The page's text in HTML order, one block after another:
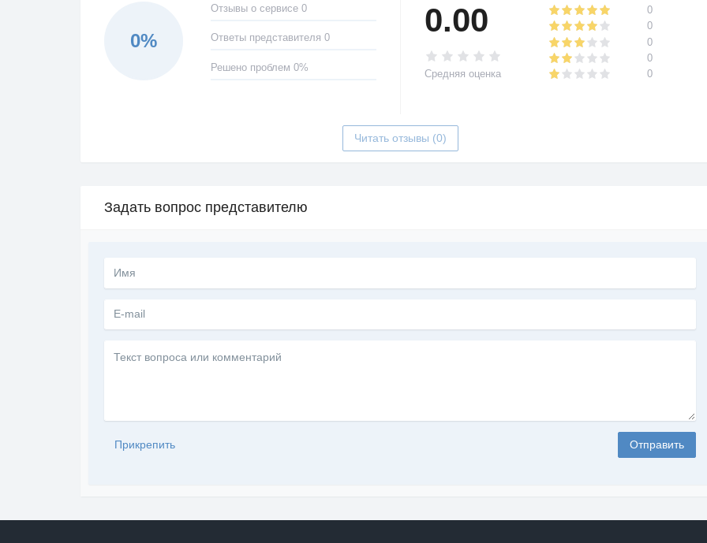
0%
Отзывы о сервисе 0
Ответы представителя 0
Решено проблем 0%
0.00
Средняя оценка
0
0
0
0
0
Читать отзывы (0)
Задать вопрос представителю
вопроса
Отправить
Прикрепить